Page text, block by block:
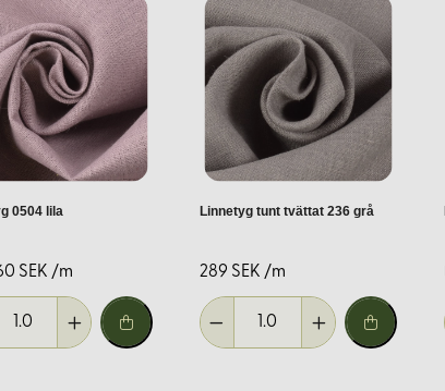
inredningsprojekt:
kuddar.
dukar.
dina behov:
0504 lila
SEK /m
Linnetyg tunt tvättat 236 grå
289 SEK /m